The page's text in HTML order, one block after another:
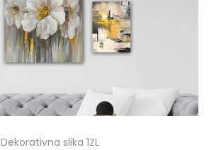
Dekorativna slika 1ZL